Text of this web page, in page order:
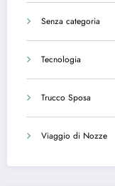
Senza categoria
Tecnologia
Trucco Sposa
Viaggio di Nozze